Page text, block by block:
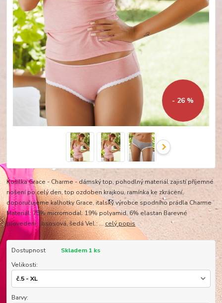
- 26 %
Košilka Grace - Charme - dámský top, pohodlný materiál zajistí příjemné
nošení po celý den, top ozdoben krajkou, ramínka ke zkrácení,
doporučujeme kalhotky Grace, italský výrobce spodního prádla Charme
Materiál: 75% micromodal. 19% polyamid, 6% elastan Barevné
provedení: lososová, šedá Vel.: ...celý popis
Dostupnost
Skladem 1 ks
Velikosti:
Barvy: